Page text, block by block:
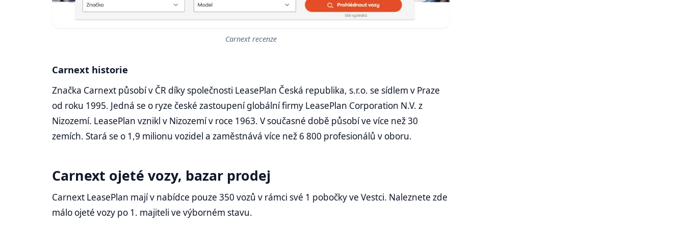
Carnext recenze
Carnext historie
Značka Carnext působí v ČR díky společnosti LeasePlan Česká republika, s.r.o. se sídlem v Praze
od roku 1995. Jedná se o ryze české zastoupení globální firmy LeasePlan Corporation N.V. z
Nizozemí. LeasePlan vznikl v Nizozemí v roce 1963. V současné době působí ve více než 30
zemích. Stará se o 1,9 milionu vozidel a zaměstnává více než 6 800 profesionálů v oboru.
Carnext ojeté vozy, bazar prodej
Carnext LeasePlan mají v nabídce pouze 350 vozů v rámci své 1 pobočky ve Vestci. Naleznete zde
málo ojeté vozy po 1. majiteli ve výborném stavu.